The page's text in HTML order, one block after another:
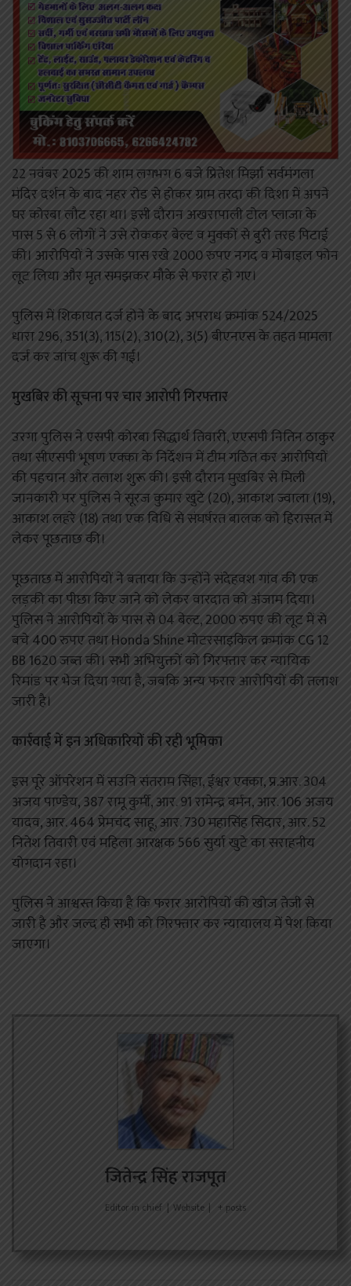
22 नवंबर 2025 की शाम लगभग 6 बजे प्रितेश मिर्झा सर्वमंगला
मंदिर दर्शन के बाद नहर रोड से होकर ग्राम तरदा की दिशा में अपने
घर कोरबा लौट रहा था। इसी दौरान अखरापाली टोल प्लाजा के
पास 5 से 6 लोगों ने उसे रोककर बेल्ट व मुक्कों से बुरी तरह पिटाई
की। आरोपियों ने उसके पास रखे 2000 रुपए नगद व मोबाइल फोन
लूट लिया और मृत समझकर मौके से फरार हो गए।
पुलिस में शिकायत दर्ज होने के बाद अपराध क्रमांक 524/2025
धारा 296, 351(3), 115(2), 310(2), 3(5) बीएनएस के तहत मामला
दर्ज कर जांच शुरू की गई।
मुखबिर की सूचना पर चार आरोपी गिरफ्तार
उरगा पुलिस ने एसपी कोरबा सिद्धार्थ तिवारी, एएसपी नितिन ठाकुर
तथा सीएसपी भूषण एक्का के निर्देशन में टीम गठित कर आरोपियों
की पहचान और तलाश शुरू की। इसी दौरान मुखबिर से मिली
जानकारी पर पुलिस ने सूरज कुमार खुटे (20), आकाश ज्वाला (19),
आकाश लहरे (18) तथा एक विधि से संघर्षरत बालक को हिरासत में
लेकर पूछताछ की।
पूछताछ में आरोपियों ने बताया कि उन्होंने संदेहवश गांव की एक
लड़की का पीछा किए जाने को लेकर वारदात को अंजाम दिया।
पुलिस ने आरोपियों के पास से 04 बेल्ट, 2000 रुपए की लूट में से
बचे 400 रुपए तथा Honda Shine मोटरसाइकिल क्रमांक CG 12
BB 1620 जब्त की। सभी अभियुक्तों को गिरफ्तार कर न्यायिक
रिमांड पर भेज दिया गया है, जबकि अन्य फरार आरोपियों की तलाश
जारी है।
कार्रवाई में इन अधिकारियों की रही भूमिका
इस पूरे ऑपरेशन में सउनि संतराम सिंहा, ईश्वर एक्का, प्र.आर. 304
अजय पाण्डेय, 387 रामू कुर्मी, आर. 91 रामेन्द्र बर्मन, आर. 106 अजय
यादव, आर. 464 प्रेमचंद साहू, आर. 730 महासिंह सिदार, आर. 52
नितेश तिवारी एवं महिला आरक्षक 566 सुर्या खुटे का सराहनीय
योगदान रहा।
पुलिस ने आश्वस्त किया है कि फरार आरोपियों की खोज तेजी से
जारी है और जल्द ही सभी को गिरफ्तार कर न्यायालय में पेश किया
जाएगा।
जितेन्द्र सिंह राजपूत
Editor in chief | Website | + posts